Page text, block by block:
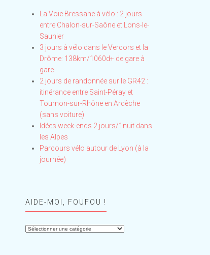
La Voie Bressane à vélo : 2 jours
entre Chalon-sur-Saône et Lons-le-
Saunier
3 jours à vélo dans le Vercors et la
Drôme: 138km/1060d+ de gare à
gare
2 jours de randonnée sur le GR42 :
itinérance entre Saint-Péray et
Tournon-sur-Rhône en Ardèche
(sans voiture)
Idées week-ends 2 jours/1nuit dans
les Alpes
Parcours vélo autour de Lyon (à la
journée)
AIDE-MOI, FOUFOU !
Aide-